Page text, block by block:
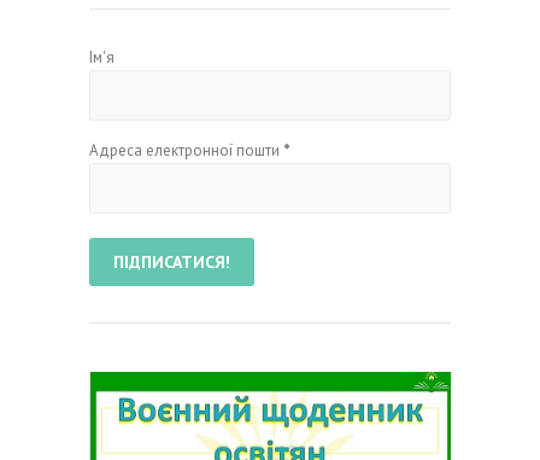
Ім'я
Адреса електронної пошти *